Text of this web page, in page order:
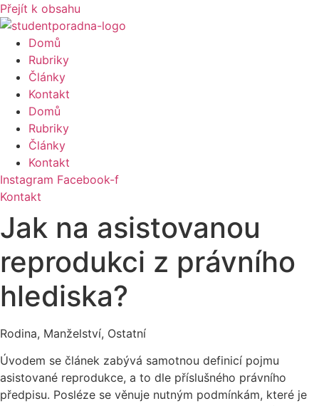
Přejít k obsahu
Domů
Rubriky
Články
Kontakt
Domů
Rubriky
Články
Kontakt
Instagram Facebook-f
Kontakt
Jak na asistovanou
reprodukci z právního
hlediska?
Rodina, Manželství, Ostatní
Úvodem se článek zabývá samotnou definicí pojmu
asistované reprodukce, a to dle příslušného právního
předpisu. Posléze se věnuje nutným podmínkám, které je